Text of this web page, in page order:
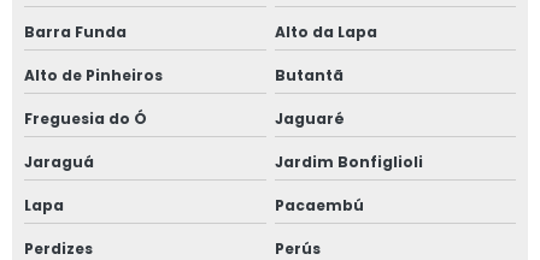
Janela anti ruído sobrepor
Janela anti ruído de sobrepor slim
Janela anti ruído sobreposta
Janela anti som
Barra Funda Alto da Lapa
Alto de Pinheiros Butantã
Freguesia do Ó Jaguaré
Jaraguá Jardim Bonfiglioli
Lapa Pacaembú
Perdizes Perús